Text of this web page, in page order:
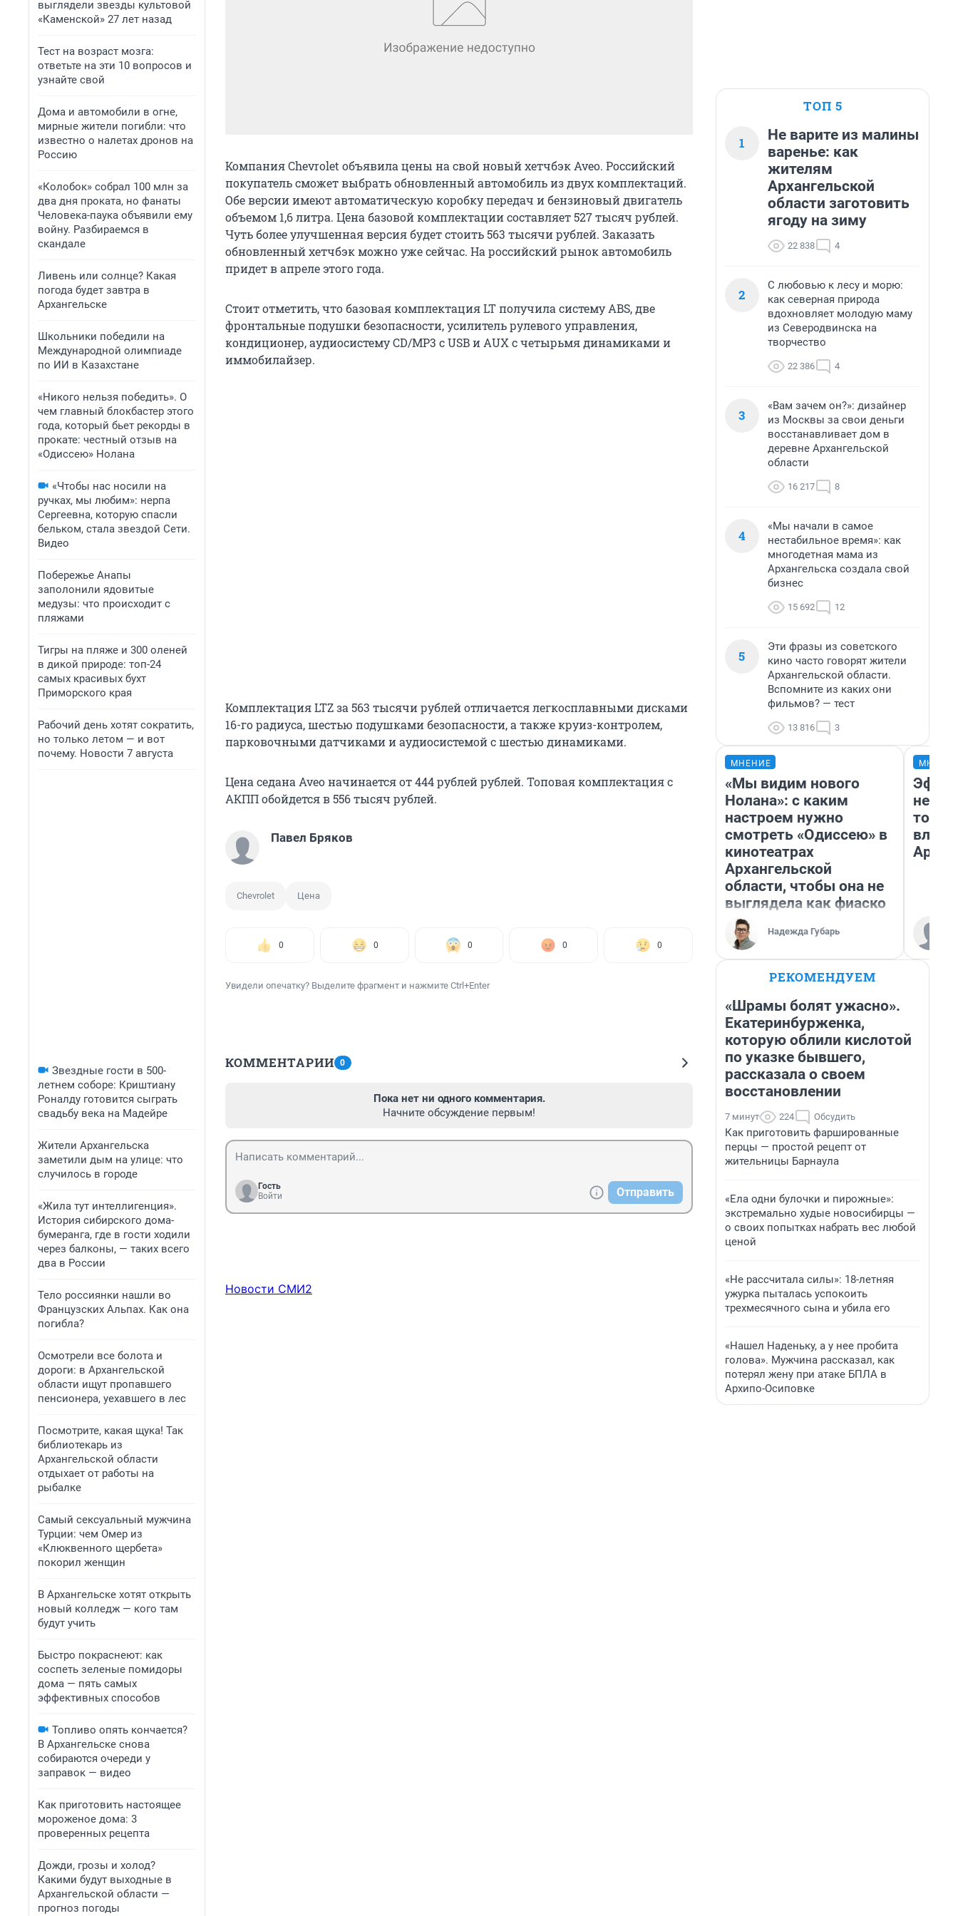
выглядели звезды культовой
«Каменской» 27 лет назад
Тест на возраст мозга:
ответьте на эти 10 вопросов и
узнайте свой
Дома и автомобили в огне,
мирные жители погибли: что
известно о налетах дронов на
Россию
«Колобок» собрал 100 млн за
два дня проката, но фанаты
Человека-паука объявили ему
войну. Разбираемся в
скандале
Ливень или солнце? Какая
погода будет завтра в
Архангельске
Школьники победили на
Международной олимпиаде
по ИИ в Казахстане
«Никого нельзя победить». О
чем главный блокбастер этого
года, который бьет рекорды в
прокате: честный отзыв на
«Одиссею» Нолана
«Чтобы нас носили на
ручках, мы любим»: нерпа
Сергеевна, которую спасли
бельком, стала звездой Сети.
Видео
Побережье Анапы
заполонили ядовитые
медузы: что происходит с
пляжами
Тигры на пляже и 300 оленей
в дикой природе: топ-24
самых красивых бухт
Приморского края
Рабочий день хотят сократить,
но только летом — и вот
почему. Новости 7 августа
Звездные гости в 500-
летнем соборе: Криштиану
Роналду готовится сыграть
свадьбу века на Мадейре
Жители Архангельска
заметили дым на улице: что
случилось в городе
«Жила тут интеллигенция».
История сибирского дома-
бумеранга, где в гости ходили
через балконы, — таких всего
два в России
Тело россиянки нашли во
Французских Альпах. Как она
погибла?
Осмотрели все болота и
дороги: в Архангельской
области ищут пропавшего
пенсионера, уехавшего в лес
Посмотрите, какая щука! Так
библиотекарь из
Архангельской области
отдыхает от работы на
рыбалке
Самый сексуальный мужчина
Турции: чем Омер из
«Клюквенного щербета»
покорил женщин
В Архангельске хотят открыть
новый колледж — кого там
будут учить
Быстро покраснеют: как
соспеть зеленые помидоры
дома — пять самых
эффективных способов
Топливо опять кончается?
В Архангельске снова
собираются очереди у
заправок — видео
Как приготовить настоящее
мороженое дома: 3
проверенных рецепта
Дожди, грозы и холод?
Какими будут выходные в
Архангельской области —
прогноз погоды
Компания Chevrolet объявила цены на свой новый хетчбэк Aveo. Российский
покупатель сможет выбрать обновленный автомобиль из двух комплектаций.
Обе версии имеют автоматическую коробку передач и бензиновый двигатель
объемом 1,6 литра. Цена базовой комплектации составляет 527 тысяч рублей.
Чуть более улучшенная версия будет стоить 563 тысячи рублей. Заказать
обновленный хетчбэк можно уже сейчас. На российский рынок автомобиль
придет в апреле этого года.
Стоит отметить, что базовая комплектация LT получила систему ABS, две
фронтальные подушки безопасности, усилитель рулевого управления,
кондиционер, аудиосистему CD/MP3 с USB и AUX с четырьмя динамиками и
иммобилайзер.
Комплектация LTZ за 563 тысячи рублей отличается легкосплавными дисками
16-го радиуса, шестью подушками безопасности, а также круиз-контролем,
парковочными датчиками и аудиосистемой с шестью динамиками.
Цена седана Aveo начинается от 444 рублей рублей. Топовая комплектация с
АКПП обойдется в 556 тысяч рублей.
Павел Бряков
Chevrolet Цена
0 0 0 0 0
Увидели опечатку? Выделите фрагмент и нажмите Ctrl+Enter
КОММЕНТАРИИ 0
Пока нет ни одного комментария.
Начните обсуждение первым!
Гость
Войти
Отправить
Новости СМИ2
ТОП 5
1
Не варите из малины
варенье: как
жителям
Архангельской
области заготовить
ягоду на зиму
22 838 4
2
С любовью к лесу и морю:
как северная природа
вдохновляет молодую маму
из Северодвинска на
творчество
22 386 4
3
«Вам зачем он?»: дизайнер
из Москвы за свои деньги
восстанавливает дом в
деревне Архангельской
области
16 217 8
4
«Мы начали в самое
нестабильное время»: как
многодетная мама из
Архангельска создала свой
бизнес
15 692 12
5
Эти фразы из советского
кино часто говорят жители
Архангельской области.
Вспомните из каких они
фильмов? — тест
13 816 3
МНЕНИЕ
«Мы видим нового
Нолана»: с каким
настроем нужно
смотреть «Одиссею» в
кинотеатрах
Архангельской
области, чтобы она не
выглядела как фиаско
Надежда Губарь
не
РЕКОМЕНДУЕМ
«Шрамы болят ужасно».
Екатеринбурженка,
которую облили кислотой
по указке бывшего,
рассказала о своем
восстановлении
7 минут 224 Обсудить
Как приготовить фаршированные
перцы — простой рецепт от
жительницы Барнаула
«Ела одни булочки и пирожные»:
экстремально худые новосибирцы —
о своих попытках набрать вес любой
ценой
«Не рассчитала силы»: 18-летняя
ужурка пыталась успокоить
трехмесячного сына и убила его
«Нашел Наденьку, а у нее пробита
голова». Мужчина рассказал, как
потерял жену при атаке БПЛА в
Архипо-Осиповке